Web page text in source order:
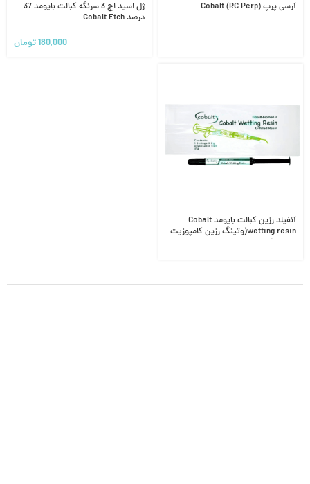
آرسی پرپ Cobalt (RC Perp)
ژل اسید اچ 3 سرنگه کبالت بایومد 37
درصد Cobalt Etch
180,000تومان
آنفیلد رزین کبالت بایومد Cobalt
wetting resin(وتینگ رزین کامپوزیت